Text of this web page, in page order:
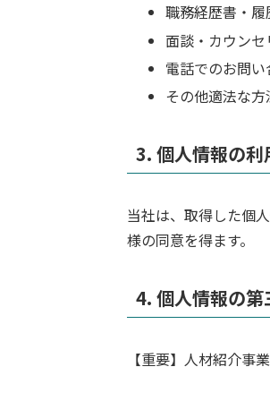
職務経歴書・
面談・カウン
電話でのお問い
その他適法な方
3. 個人情報の利
当社は、取得した個
様の同意を得ます。
4. 個人情報の第
【重要】人材紹介事